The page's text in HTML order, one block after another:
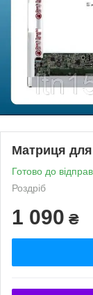
Матриця для
Готово до
Роздріб
1 090 ₴